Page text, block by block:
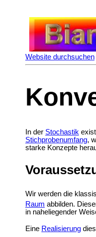
Website durchsuchen
In der Stochastik
Stichprobenumfang,
starke Konzepte
Wir werden die
Raum abbilden.
in naheliegender
Eine Realisierung